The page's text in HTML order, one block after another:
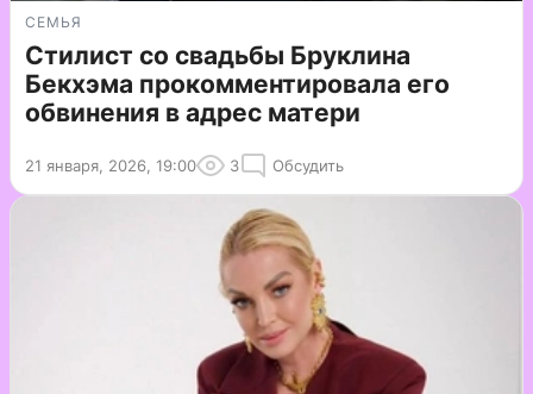
СЕМЬЯ
Стилист со свадьбы Бруклина
Бекхэма прокомментировала его
обвинения в адрес матери
21 января, 2026, 19:00 3 Обсудить